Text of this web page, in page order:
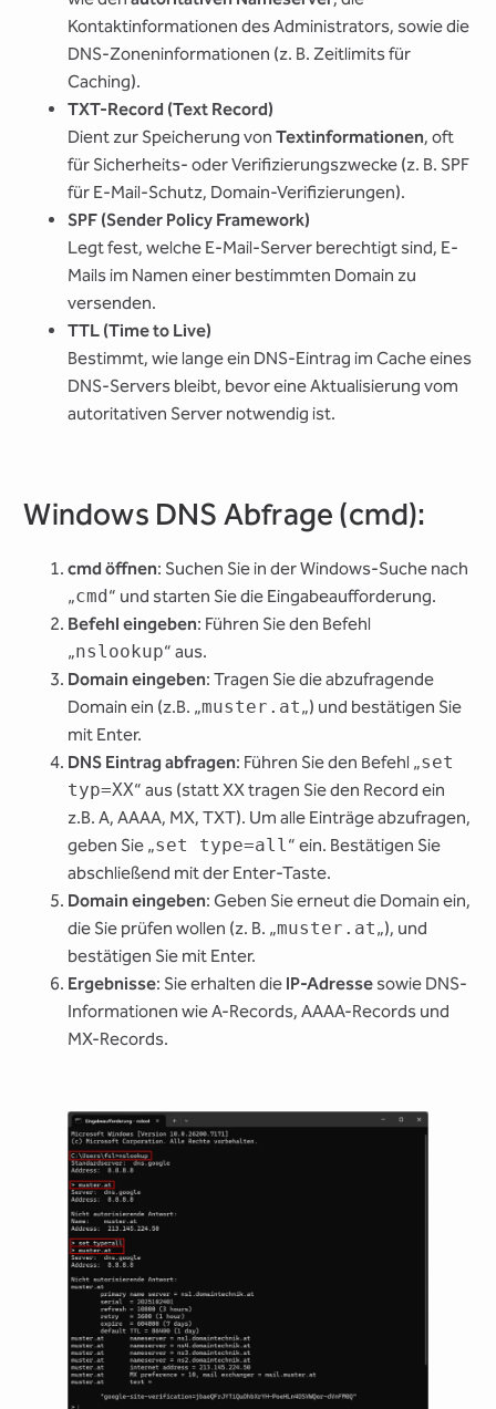
Kontaktinformationen des Administrators, sowie die
DNS-Zoneninformationen (z. B. Zeitlimits für
Caching).
TXT-Record (Text Record)
Dient zur Speicherung vonTextinformationen, oft
für Sicherheits- oder Verifizierungszwecke (z. B. SPF
für E-Mail-Schutz, Domain-Verifizierungen).
SPF (Sender Policy Framework)
Legt fest, welche E-Mail-Server berechtigt sind, E-
Mails im Namen einer bestimmten Domain zu
versenden.
TTL (Time to Live)
Bestimmt, wie lange ein DNS-Eintrag im Cache eines
DNS-Servers bleibt, bevor eine Aktualisierung vom
autoritativen Server notwendig ist.
Windows DNS Abfrage (cmd):
cmd öffnen: Suchen Sie in der Windows-Suche nach
„cmd “ und starten Sie die Eingabeaufforderung.
Befehl eingeben: Führen Sie den Befehl
„nslookup“ aus.
Domain eingeben: Tragen Sie die abzufragende
Domain ein (z.B. „muster.at„) und bestätigen Sie
mit Enter.
DNS Eintrag abfragen: Führen Sie den Befehl „set
typ=XX“ aus (statt XX tragen Sie den Record ein
z.B. A, AAAA, MX, TXT). Um alle Einträge abzufragen,
geben Sie „set type=all“ ein. Bestätigen Sie
abschließend mit der Enter-Taste.
Domain eingeben: Geben Sie erneut die Domain ein,
die Sie prüfen wollen (z. B. „muster.at„), und
bestätigen Sie mit Enter.
Ergebnisse: Sie erhalten die IP-Adresse sowie DNS-
Informationen wie A-Records, AAAA-Records und
MX-Records.